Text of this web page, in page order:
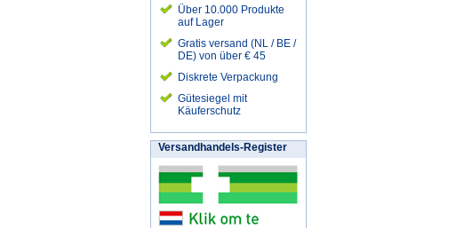
Über 10.000 Produkte
auf Lager
Gratis versand (NL / BE /
DE) von über € 45
Diskrete Verpackung
Gütesiegel mit
Käuferschutz
Versandhandels-Register